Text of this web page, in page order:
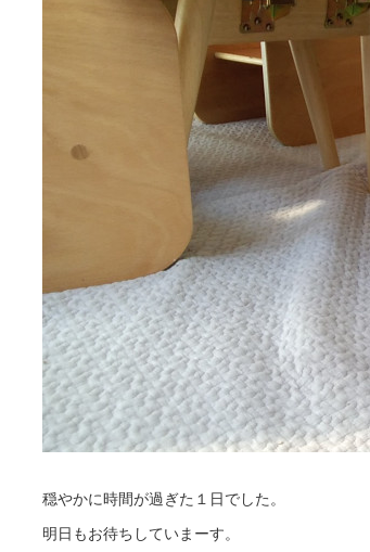
穏やかに時間が過ぎた１日でした。
明日もお待ちしていまーす。